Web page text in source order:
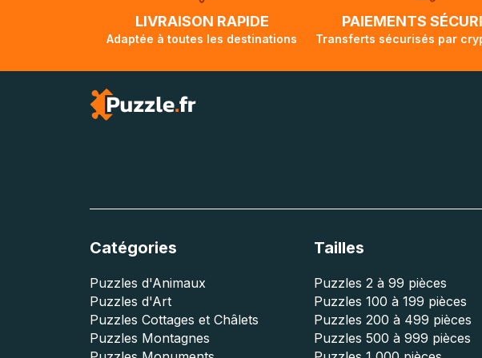
lorsque votre colis aura touché terre.
LIVRAISON RAPIDE
Adaptée à toutes les destinations
PAIEMENTS
Transferts sécurisés par
Catégories
Puzzles d'Animaux
Puzzles d'Art
Puzzles Cottages et Châlets
Puzzles Montagnes
Tailles
Puzzles 2 à 99 pièces
Puzzles 100 à 199 pièces
Puzzles 200 à 499 pièces
Puzzles 500 à 999 pièces